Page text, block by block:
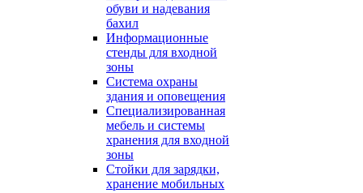
обуви и надевания
бахил
Информационные
стенды для входной
зоны
Система охраны
здания и оповещения
Специализированная
мебель и системы
хранения для входной
зоны
Стойки для зарядки,
хранение мобильных